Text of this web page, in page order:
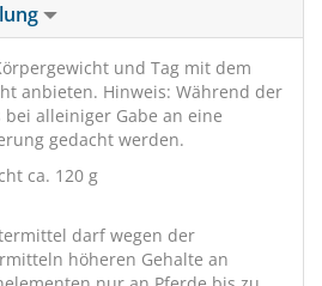
und Tag mit dem
anbieten. Hinweis: Während der
alleiniger Gabe an eine
gedacht werden.
ca. 120 g
darf wegen der
höheren Gehalte an